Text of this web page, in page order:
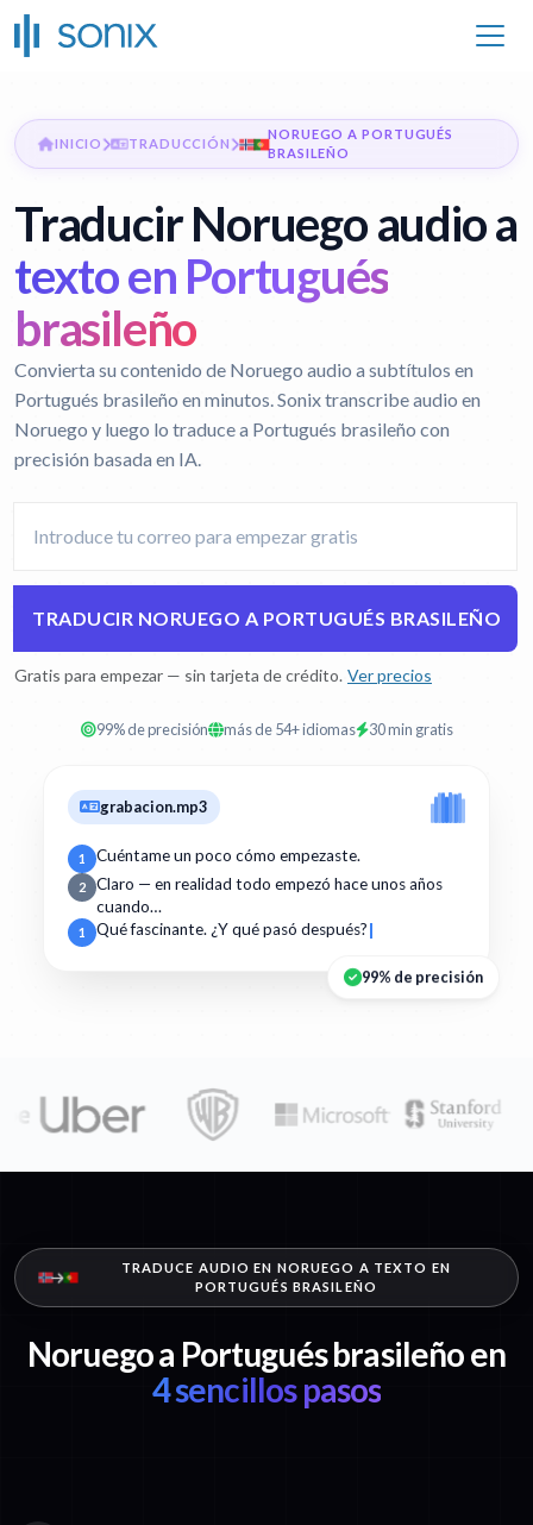
INICIO TRADUCCIÓN
NORUEGO A PORTUGUÉS
BRASILEÑO
Traducir Noruego audio a
texto en Portugués
brasileño
Convierta su contenido de Noruego audio a subtítulos en
Portugués brasileño en minutos. Sonix transcribe audio en
Noruego y luego lo traduce a Portugués brasileño con
precisión basada en IA.
TRADUCIR NORUEGO A PORTUGUÉS BRASILEÑO
Gratis para empezar — sin tarjeta de crédito. Ver precios
99% de precisión más de 54+ idiomas 30 min gratis
grabacion.mp3
1 Cuéntame un poco cómo empezaste.
2
Claro — en realidad todo empezó hace unos años
cuando…
1 Qué fascinante. ¿Y qué pasó después?
99% de precisión
TRADUCE AUDIO EN NORUEGO A TEXTO EN
PORTUGUÉS BRASILEÑO
Noruego a Portugués brasileño en
4 sencillos pasos